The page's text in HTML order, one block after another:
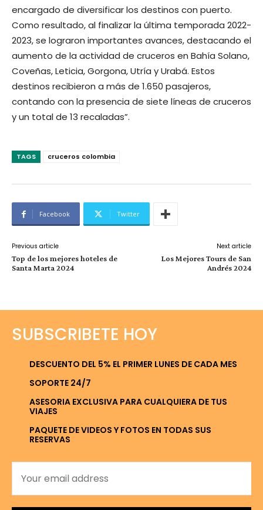
encargado de diversificar los destinos con puerto.
Como resultado, al finalizar la última temporada 2022-
2023, se lograron importantes avances, destacando el
aumento de la actividad de cruceros en Bahía Solano,
Coveñas, Leticia, Gorgona, Utría y Urabá. Estos
destinos recibieron a más de 1.650 pasajeros,
contando con la presencia de siete líneas de cruceros
y un total de 13 recaladas”.
TAGS cruceros colombia
Facebook Twitter
Previous article
Top de los mejores hoteles de
Santa Marta 2024
Next article
Los Mejores Tours de San
Andrés 2024
SUBSCRIBETE HOY
DESCUENTO DEL 5% EL PRIMER LUNES DE CADA MES
SOPORTE 24/7
ASESORIA EXCLUSIVA PARA CUALQUIERA DE TUS
VIAJES
PAQUETE DE VIDEOS Y FOTOS EN TODAS SUS
RESERVAS